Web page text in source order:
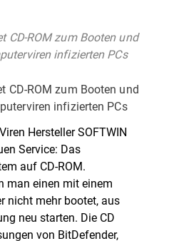
CD-ROM zum Booten und
infizierten PCs
CD-ROM zum Booten und
infizierten PCs
Hersteller SOFTWIN
Service: Das
auf CD-ROM.
man einen mit einem
nicht mehr bootet, aus
neu starten. Die CD
von BitDefender,